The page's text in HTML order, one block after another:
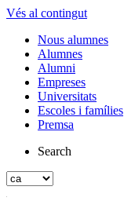
Vés al contingut
Nous alumnes
Alumnes
Alumni
Empreses
Universitats
Escoles i famílies
Premsa
Search